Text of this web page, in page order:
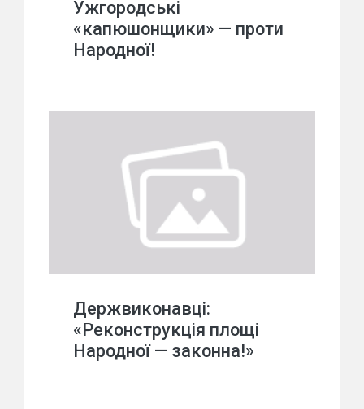
Ужгородські
«капюшонщики» — проти
Народної!
Держвиконавці:
«Реконструкція площі
Народної — законна!»